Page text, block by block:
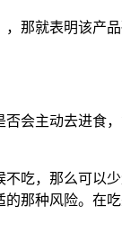
那就表明该产
会主动去进食
吃，那么可以
那种风险。在